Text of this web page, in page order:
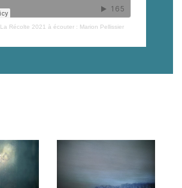
La Récolte 2021 à écouter : Marion Pellissier